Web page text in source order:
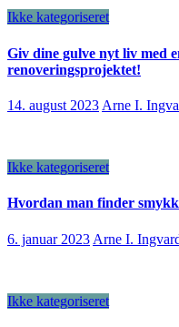
Ikke kategoriseret
Giv dine gulve nyt liv med
renoveringsprojektet!
14. august 2023 Arne I.
Ikke kategoriseret
Hvordan man finder
6. januar 2023 Arne I.
Ikke kategoriseret